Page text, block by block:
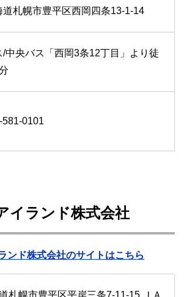
道札幌市豊平区西岡四条13-1-14
/中央バス「西岡3条12丁目」より徒
581-0101
イランド株式会社
ンド株式会社のサイトはこちら
札幌市豊平区平岸三条7-11-15 ＪＡ